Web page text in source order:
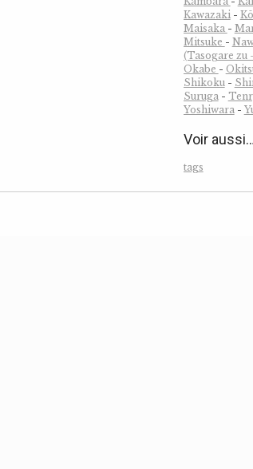
Kawazaki-
Maisaka -
Mitsuke -
(Tasogare zu
Okabe -
Shikoku-
Suruga-
Yoshiwara-
Voir
tags